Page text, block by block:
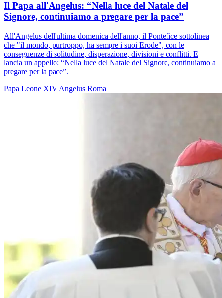
Il Papa all'Angelus: “Nella luce del Natale del
Signore, continuiamo a pregare per la pace”
All'Angelus dell'ultima domenica dell'anno, il Pontefice sottolinea
che "il mondo, purtroppo, ha sempre i suoi Erode", con le
conseguenze di solitudine, disperazione, divisioni e conflitti. E
lancia un appello: “Nella luce del Natale del Signore, continuiamo a
pregare per la pace”.
Papa Leone XIV Angelus Roma